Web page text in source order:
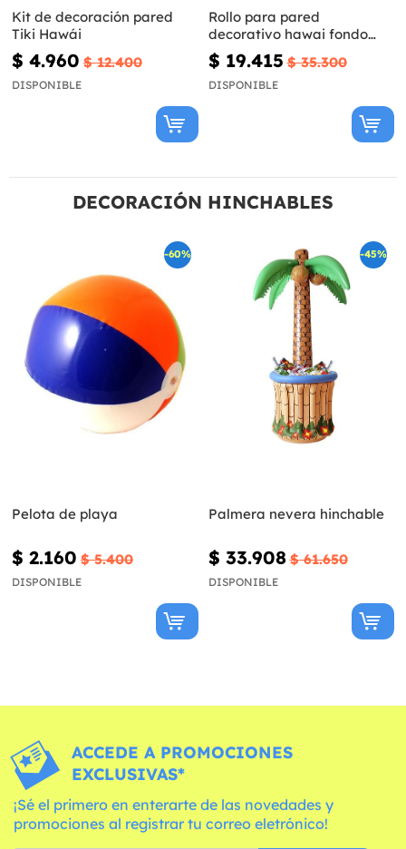
Kit de decoración pared
Tiki Hawái
$ 4.960 $ 12.400
DISPONIBLE
Rollo para pared
decorativo hawai fondo
marino coral
$ 19.415 $ 35.300
DISPONIBLE
DECORACIÓN HINCHABLES
-60%
Pelota de playa
$ 2.160 $ 5.400
DISPONIBLE
-45%
Palmera nevera hinchable
$ 33.908 $ 61.650
DISPONIBLE
ACCEDE A PROMOCIONES
EXCLUSIVAS*
¡Sé el primero en enterarte de las novedades y
promociones al registrar tu correo eletrónico!